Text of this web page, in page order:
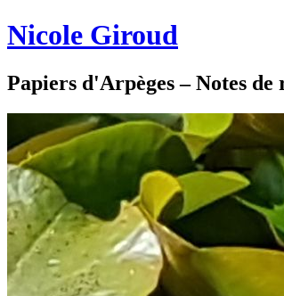
Nicole Giroud
Papiers d'Arpèges – Notes